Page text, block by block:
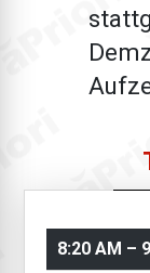
8:20 AM –